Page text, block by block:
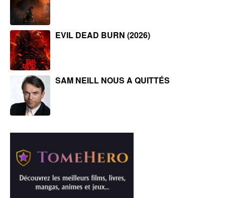
EVIL DEAD BURN (2026)
SAM NEILL NOUS A QUITTÉS